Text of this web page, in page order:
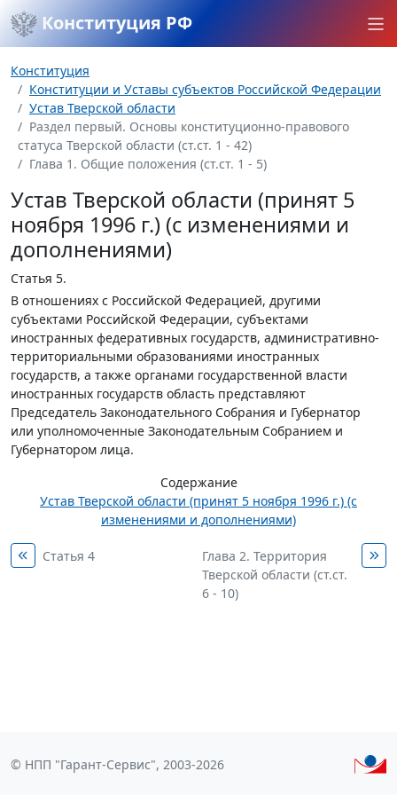
Конституция РФ
Конституция
Конституции и Уставы субъектов Российской Федерации
Устав Тверской области
Раздел первый. Основы конституционно-правового
статуса Тверской области (ст.ст. 1 - 42)
Глава 1. Общие положения (ст.ст. 1 - 5)
Устав Тверской области (принят 5
ноября 1996 г.) (с изменениями и
дополнениями)
Статья 5.
В отношениях с Российской Федерацией, другими
субъектами Российской Федерации, субъектами
иностранных федеративных государств, административно-
территориальными образованиями иностранных
государств, а также органами государственной власти
иностранных государств область представляют
Председатель Законодательного Собрания и Губернатор
или уполномоченные Законодательным Собранием и
Губернатором лица.
Содержание
Устав Тверской области (принят 5 ноября 1996 г.) (с
изменениями и дополнениями)
Статья 4
Глава 2. Территория
Тверской области (ст.ст.
6 - 10)
© НПП "Гарант-Сервис", 2003-2026